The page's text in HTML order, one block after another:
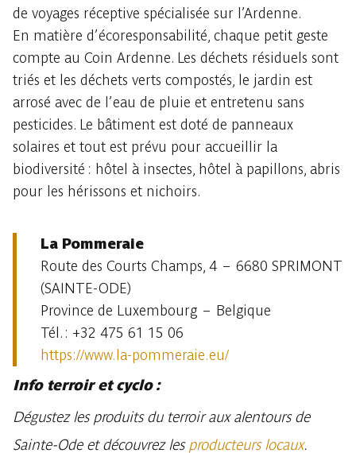
de voyages réceptive spécialisée sur l’Ardenne.
En matière d’écoresponsabilité, chaque petit geste
compte au Coin Ardenne. Les déchets résiduels sont
triés et les déchets verts compostés, le jardin est
arrosé avec de l’eau de pluie et entretenu sans
pesticides. Le bâtiment est doté de panneaux
solaires et tout est prévu pour accueillir la
biodiversité : hôtel à insectes, hôtel à papillons, abris
pour les hérissons et nichoirs.
La Pommeraie
Route des Courts Champs, 4 – 6680 SPRIMONT
(SAINTE-ODE)
Province de Luxembourg – Belgique
Tél. : +32 475 61 15 06
https://www.la-pommeraie.eu/
Info terroir et cyclo :
Dégustez les produits du terroir aux alentours de
Sainte-Ode et découvrez les producteurs locaux.